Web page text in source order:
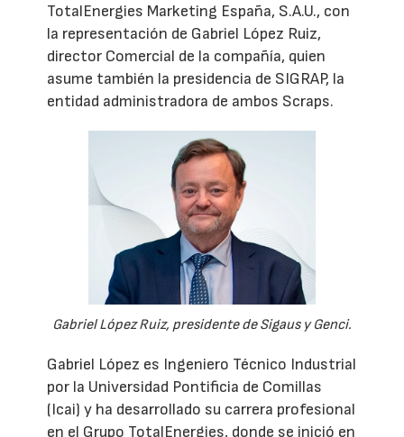
TotalEnergies Marketing España, S.A.U., con
la representación de Gabriel López Ruiz,
director Comercial de la compañía, quien
asume también la presidencia de SIGRAP, la
entidad administradora de ambos Scraps.
Gabriel López Ruiz, presidente de Sigaus y Genci.
Gabriel López es Ingeniero Técnico Industrial
por la Universidad Pontificia de Comillas
(Icai) y ha desarrollado su carrera profesional
en el Grupo TotalEnergies, donde se inició en